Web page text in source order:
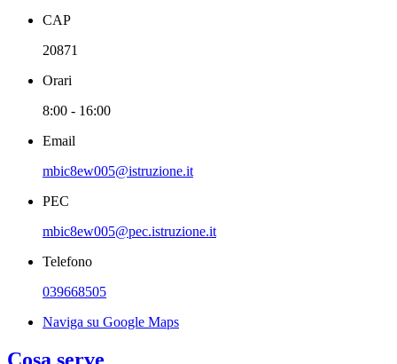
CAP
20871
Orari
8:00 - 16:00
Email
mbic8ew005@istruzione.it
PEC
mbic8ew005@pec.istruzione.it
Telefono
039668505
Naviga su Google Maps
Cosa serve